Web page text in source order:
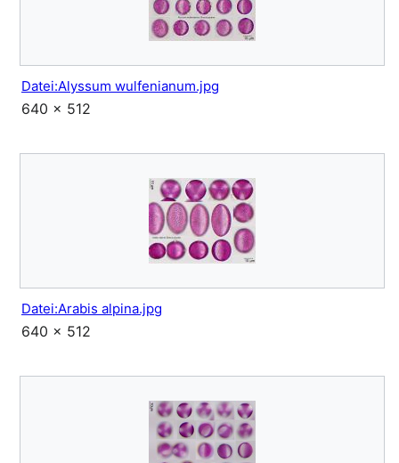
Datei:Alyssum wulfenianum.jpg
640 × 512
Datei:Arabis alpina.jpg
640 × 512